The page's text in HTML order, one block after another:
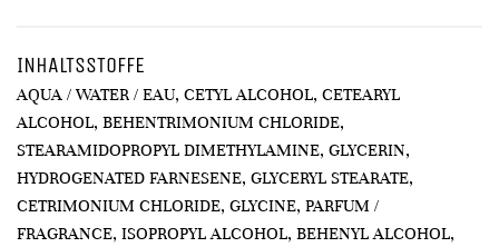
INHALTSSTOFFE
AQUA / WATER / EAU, CETYL ALCOHOL, CETEARYL
ALCOHOL, BEHENTRIMONIUM CHLORIDE,
STEARAMIDOPROPYL DIMETHYLAMINE, GLYCERIN,
HYDROGENATED FARNESENE, GLYCERYL STEARATE,
CETRIMONIUM CHLORIDE, GLYCINE, PARFUM /
FRAGRANCE, ISOPROPYL ALCOHOL, BEHENYL ALCOHOL,